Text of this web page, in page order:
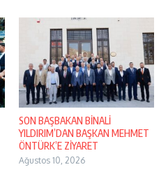
SON BAŞBAKAN BİNALİ
YILDIRIM’DAN BAŞKAN MEHMET
ÖNTÜRK’E ZİYARET
Ağustos 10, 2026